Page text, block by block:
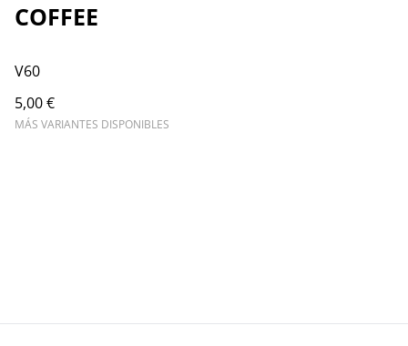
COFFEE
V60
5,00 €
MÁS VARIANTES DISPONIBLES